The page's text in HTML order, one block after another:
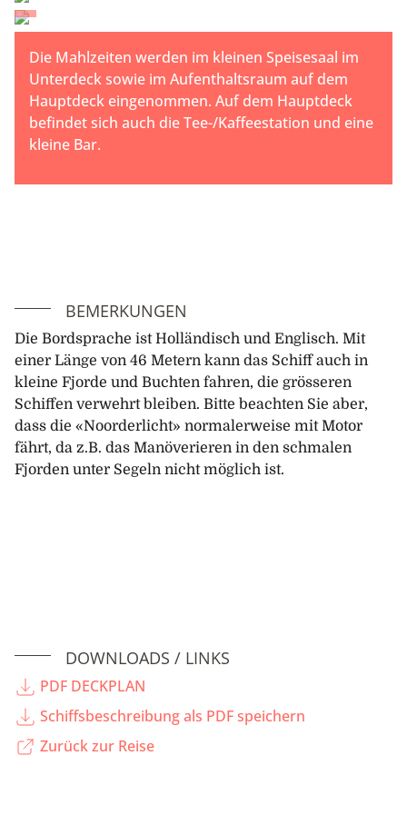
Die Mahlzeiten werden im kleinen Speisesaal im
Unterdeck sowie im Aufenthaltsraum auf dem
Hauptdeck eingenommen. Auf dem Hauptdeck
befindet sich auch die Tee-/Kaffeestation und eine
kleine Bar.
BEMERKUNGEN
Die Bordsprache ist Holländisch und Englisch. Mit
einer Länge von 46 Metern kann das Schiff auch in
kleine Fjorde und Buchten fahren, die grösseren
Schiffen verwehrt bleiben. Bitte beachten Sie aber,
dass die «Noorderlicht» normalerweise mit Motor
fährt, da z.B. das Manöverieren in den schmalen
Fjorden unter Segeln nicht möglich ist.
DOWNLOADS / LINKS
PDF DECKPLAN
Schiffsbeschreibung als PDF speichern
Zurück zur Reise